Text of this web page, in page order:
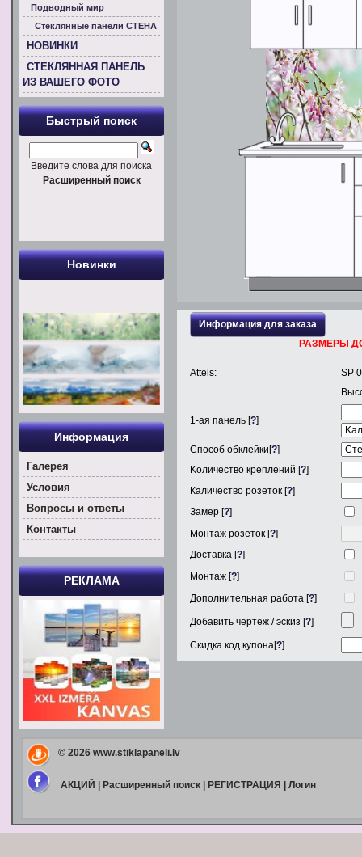
Информация для заказа
РАЗМЕРЫ
Attēls:
SP
1-ая панель [?]
Способ обклейки[?]
Kоличество креплений [?]
Каличество розеток [?]
Замер [?]
Монтаж розеток [?]
Доставка [?]
Монтаж [?]
Дополнительная работа [?]
Добавить чертеж / эскиз [?]
Скидка код купона[?]
Подводный мир
Стеклянные панели СТЕНА
НОВИНКИ
СТЕКЛЯННАЯ ПАНЕЛЬ
ИЗ ВАШЕГО ФОТО
Быстрый поиск
Введите слова для поиска
Расширенный поиск
Новинки
Информация
Галерея
Условия
Вoпросы и ответы
Контакты
РЕКЛАМА
© 2026 www.stiklapaneli.lv
АКЦИЙ Расширенный поиск| РЕГИСТРАЦИЯ Логин